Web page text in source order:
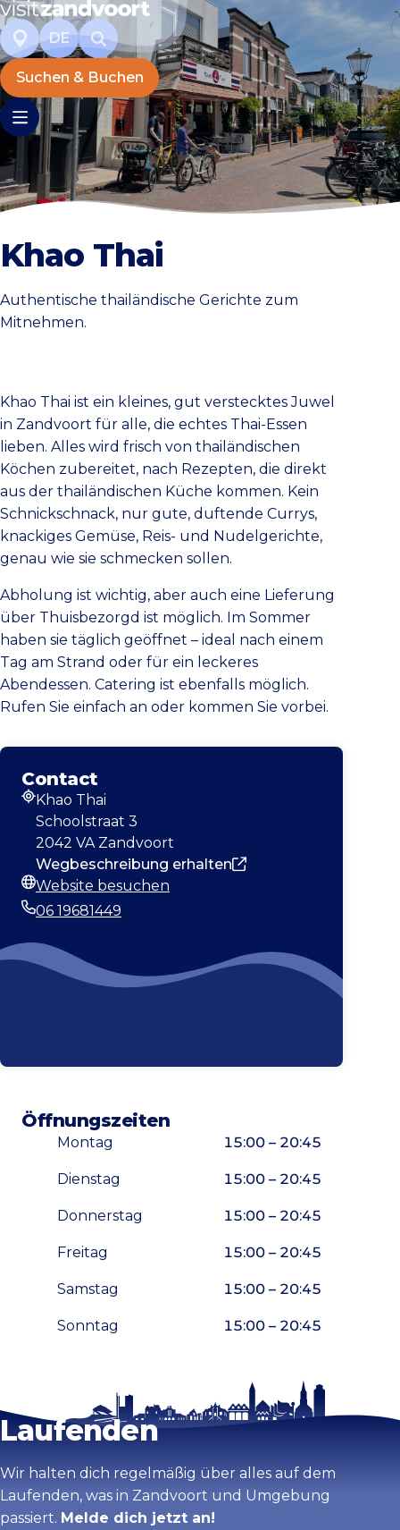
DE
Suchen & Buchen
Khao Thai
Authentische thailändische Gerichte zum
Mitnehmen.
Khao Thai ist ein kleines, gut verstecktes Juwel
in Zandvoort für alle, die echtes Thai-Essen
lieben. Alles wird frisch von thailändischen
Köchen zubereitet, nach Rezepten, die direkt
aus der thailändischen Küche kommen. Kein
Schnickschnack, nur gute, duftende Currys,
knackiges Gemüse, Reis- und Nudelgerichte,
genau wie sie schmecken sollen.
Abholung ist wichtig, aber auch eine Lieferung
über Thuisbezorgd ist möglich. Im Sommer
haben sie täglich geöffnet – ideal nach einem
Tag am Strand oder für ein leckeres
Abendessen. Catering ist ebenfalls möglich.
Rufen Sie einfach an oder kommen Sie vorbei.
Contact
Adresse
Khao Thai
Schoolstraat 3
2042 VA Zandvoort
Wegbeschreibung erhalten
Webseite
Website besuchen
06 19681449
Öffnungszeiten
Montag 15:00 – 20:45
Dienstag 15:00 – 20:45
Donnerstag 15:00 – 20:45
Freitag 15:00 – 20:45
Samstag 15:00 – 20:45
Sonntag 15:00 – 20:45
Karte vergrößern
Bleib auf dem
Laufenden
Wir halten dich regelmäßig über alles auf dem
Laufenden, was in Zandvoort und Umgebung
passiert. Melde dich jetzt an!